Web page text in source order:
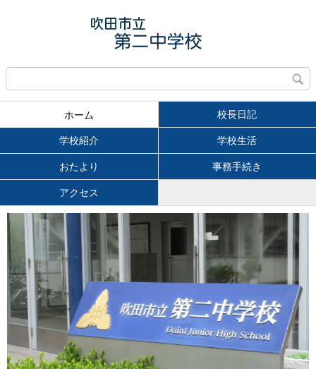
ホーム 校長日記
学校紹介 学校生活
おたより 事務手続き
アクセス